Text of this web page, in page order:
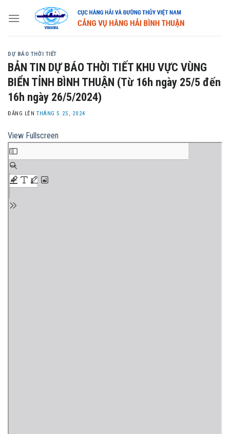
DỰ BÁO THỜI TIẾT
BẢN TIN DỰ BÁO THỜI TIẾT KHU VỰC VÙNG
BIỂN TỈNH BÌNH THUẬN (Từ 16h ngày 25/5 đến
16h ngày 26/5/2024)
ĐĂNG LÊNTHÁNG 5 25, 2024
View Fullscreen